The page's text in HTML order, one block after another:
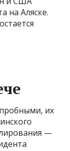
на Аляске.
их
—